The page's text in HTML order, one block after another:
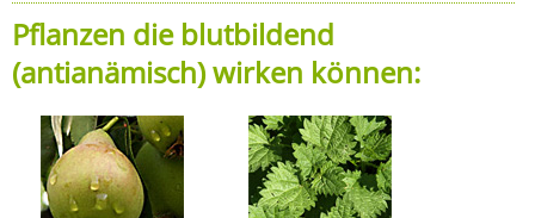
Pflanzen die blutbildend
(antianämisch) wirken können: